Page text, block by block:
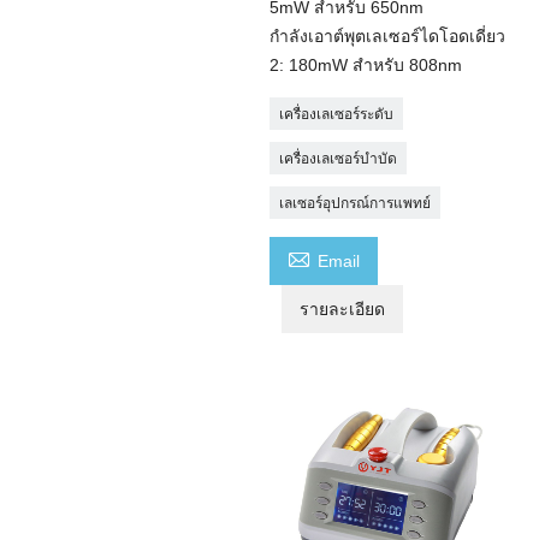
5mW สำหรับ 650nm
กำลังเอาต์พุตเลเซอร์ไดโอดเดี่ยว
2: 180mW สำหรับ 808nm
เครื่องเลเซอร์ระดับ
เครื่องเลเซอร์บำบัด
เลเซอร์อุปกรณ์การแพทย์
 Email
รายละเอียด